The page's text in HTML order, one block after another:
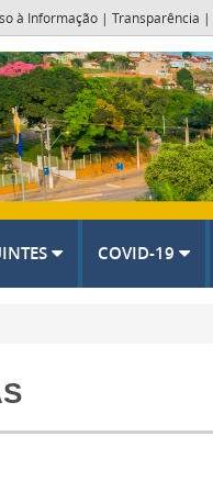
à Informação | Transparência |
COVID-19